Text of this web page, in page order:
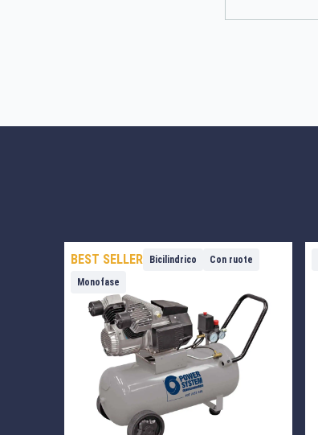
BEST SELLER Bicilindrico
Con ruote
Monofase